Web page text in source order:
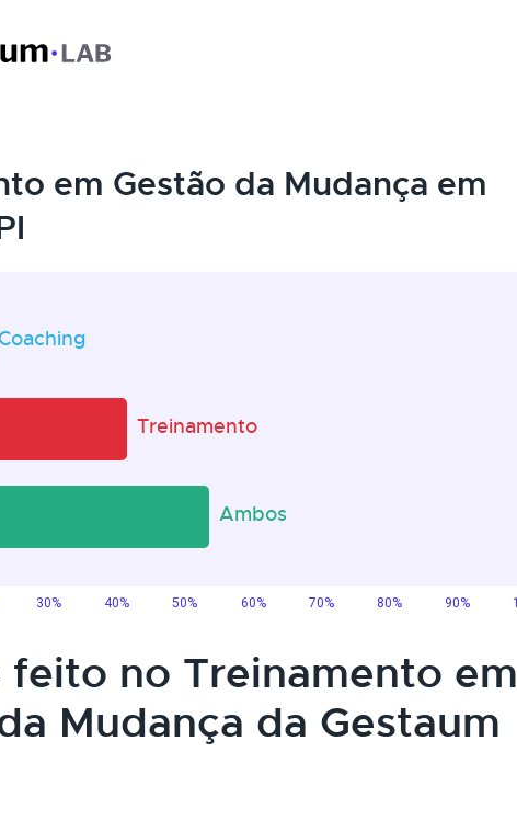
em Gestão da Mudança em
feito no Treinamento em
Mudança da Gestaum